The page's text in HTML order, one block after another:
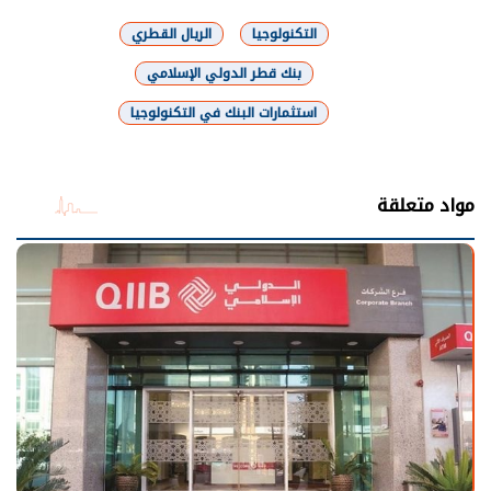
التكنولوجيا
الريال القطري
بنك قطر الدولي الإسلامي
استثمارات البنك في التكنولوجيا
مواد متعلقة